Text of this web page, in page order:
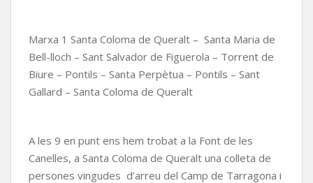
Marxa 1 Santa Coloma de Queralt – Santa Maria de
Bell-lloch – Sant Salvador de Figuerola – Torrent de
Biure – Pontils – Santa Perpètua – Pontils – Sant
Gallard – Santa Coloma de Queralt
A les 9 en punt ens hem trobat a la Font de les
Canelles, a Santa Coloma de Queralt una colleta de
persones vingudes d’arreu del Camp de Tarragona i